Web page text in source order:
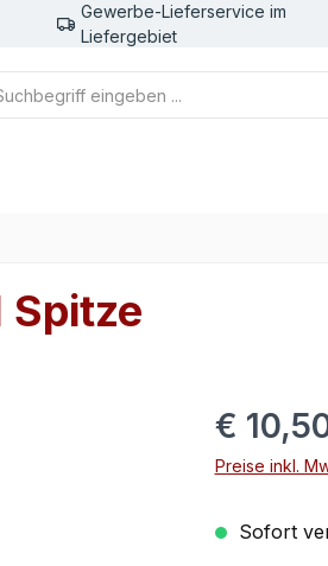
Gewerbe-Lieferservice im
Liefergebiet
Spitze
Regulärer
€
Preise inkl.
Sofort